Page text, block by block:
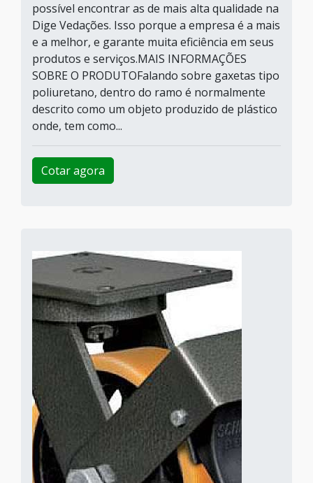
possível encontrar as de mais alta qualidade na
Dige Vedações. Isso porque a empresa é a mais
e a melhor, e garante muita eficiência em seus
produtos e serviços.MAIS INFORMAÇÕES
SOBRE O PRODUTOFalando sobre gaxetas tipo
poliuretano, dentro do ramo é normalmente
descrito como um objeto produzido de plástico
onde, tem como...
Cotar agora